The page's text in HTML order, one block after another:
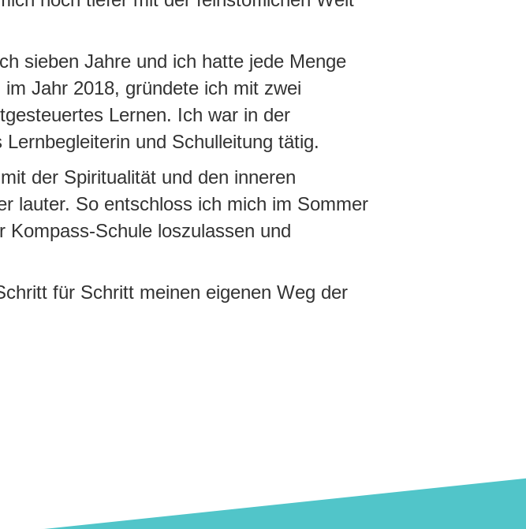
sieben Jahre und ich hatte jede Menge
Jahr 2018, gründete ich mit zwei
Lernen. Ich war in der
und Schulleitung tätig.
der Spiritualität und den inneren
lauter. So entschloss ich mich im Sommer
Kompass-Schule loszulassen und
für Schritt meinen eigenen Weg der